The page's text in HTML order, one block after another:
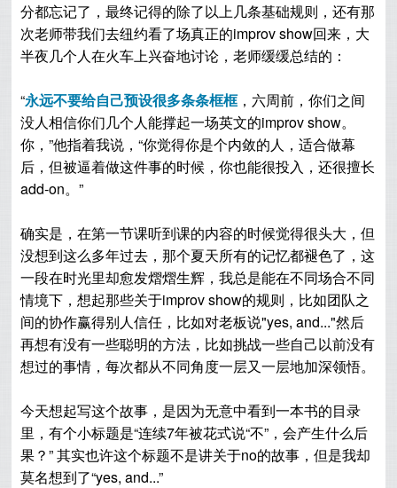
分都忘记了，最终记得的除了以上几条基础规则，还有那
次老师带我们去纽约看了场真正的improv show回来，大
半夜几个人在火车上兴奋地讨论，老师缓缓总结的：
“永远不要给自己预设很多条条框框，六周前，你们之间
没人相信你们几个人能撑起一场英文的improv show。
你，”他指着我说，“你觉得你是个内敛的人，适合做幕
后，但被逼着做这件事的时候，你也能很投入，还很擅长
add-on。”
确实是，在第一节课听到课的内容的时候觉得很头大，但
没想到这么多年过去，那个夏天所有的记忆都褪色了，这
一段在时光里却愈发熠熠生辉，我总是能在不同场合不同
情境下，想起那些关于improv show的规则， 比如团队之
间的协作赢得别人信任，比如对老板说"yes, and..."然后
再想有没有一些聪明的方法，比如挑战一些自己以前没有
想过的事情，每次都从不同角度一层又一层地加深领悟。
今天想起写这个故事，是因为无意中看到一本书的目录
里，有个小标题是“连续7年被花式说“不”，会产生什么后
果？” 其实也许这个标题不是讲关于no的故事，但是我却
莫名想到了“yes, and...”